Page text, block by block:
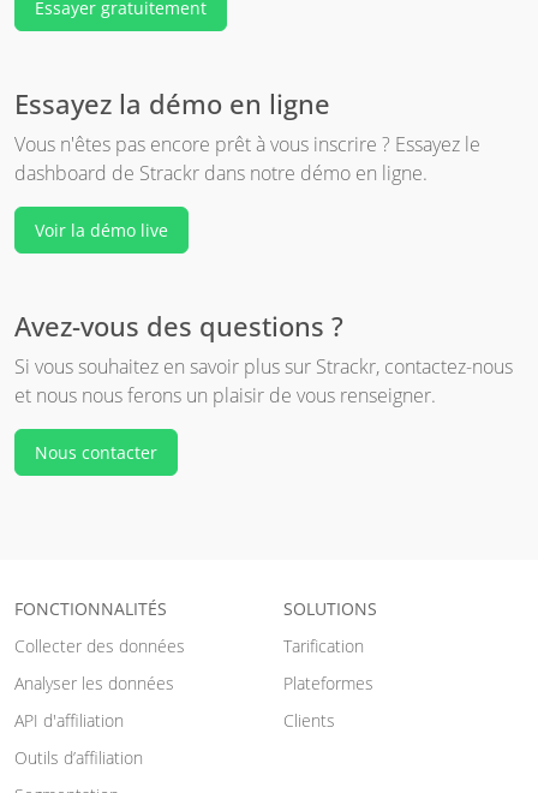
Essayer gratuitement
Essayez la démo en ligne
Vous n'êtes pas encore prêt à vous inscrire ? Essayez le
dashboard de Strackr dans notre démo en ligne.
Voir la démo live
Avez-vous des questions ?
Si vous souhaitez en savoir plus sur Strackr, contactez-nous
et nous nous ferons un plaisir de vous renseigner.
Nous contacter
FONCTIONNALITÉS
Collecter des données
Analyser les données
API d'affiliation
Outils d’affiliation
SOLUTIONS
Tarification
Plateformes
Clients